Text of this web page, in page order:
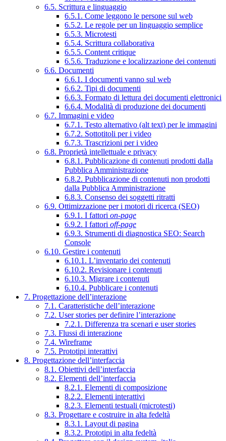
6.5. Scrittura e linguaggio
6.5.1. Come leggono le persone sul web
6.5.2. Le regole per un linguaggio semplice
6.5.3. Microtesti
6.5.4. Scrittura collaborativa
6.5.5. Content critique
6.5.6. Traduzione e localizzazione dei contenuti
6.6. Documenti
6.6.1. I documenti vanno sul web
6.6.2. Tipi di documenti
6.6.3. Formato di lettura dei documenti elettronici
6.6.4. Modalità di produzione dei documenti
6.7. Immagini e video
6.7.1. Testo alternativo (alt text) per le immagini
6.7.2. Sottotitoli per i video
6.7.3. Trascrizioni per i video
6.8. Proprietà intellettuale e privacy
6.8.1. Pubblicazione di contenuti prodotti dalla
Pubblica Amministrazione
6.8.2. Pubblicazione di contenuti non prodotti
dalla Pubblica Amministrazione
6.8.3. Consenso dei soggetti ritratti
6.9. Ottimizzazione per i motori di ricerca (SEO)
6.9.1. I fattori on-page
6.9.2. I fattori off-page
6.9.3. Strumenti di diagnostica SEO: Search
Console
6.10. Gestire i contenuti
6.10.1. L’inventario dei contenuti
6.10.2. Revisionare i contenuti
6.10.3. Migrare i contenuti
6.10.4. Pubblicare i contenuti
7. Progettazione dell’interazione
7.1. Caratteristiche dell’interazione
7.2. User stories per definire l’interazione
7.2.1. Differenza tra scenari e user stories
7.3. Flussi di interazione
7.4. Wireframe
7.5. Prototipi interattivi
8. Progettazione dell’interfaccia
8.1. Obiettivi dell’interfaccia
8.2. Elementi dell’interfaccia
8.2.1. Elementi di composizione
8.2.2. Elementi interattivi
8.2.3. Elementi testuali (microtesti)
8.3. Progettare e costruire in alta fedeltà
8.3.1. Layout di pagina
8.3.2. Prototipi in alta fedeltà